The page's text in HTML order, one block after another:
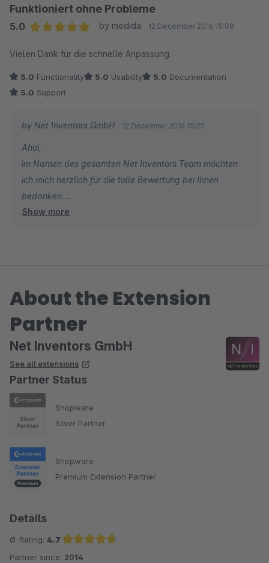
Funktioniert ohne Probleme
5.0
by medida 12 December 2016 15:08
Vielen Dank für die schnelle Anpassung.
5.0 Functionality 5.0 Usability 5.0 Documentation
5.0 Support
by Net Inventors GmbH 12 December 2016 15:25
Ahoi,
im Namen des gesamten Net Inventors Team möchten
ich mich herzlich für die tolle Bewertung bei Ihnen
bedanken.
Show more
About the Extension
Partner
Net Inventors GmbH
See all extensions
Partner Status
Shopware
Silver Partner
Shopware
Premium Extension Partner
Details
Ø-Rating: 4.7
Average rating of 4.7 out of 5 stars
Partner since: 2014